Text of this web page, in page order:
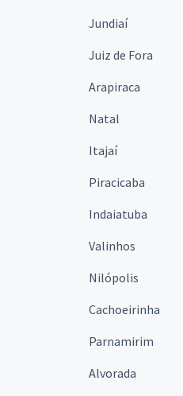
Jundiaí
Juiz de Fora
Arapiraca
Natal
Itajaí
Piracicaba
Indaiatuba
Valinhos
Nilópolis
Cachoeirinha
Parnamirim
Alvorada